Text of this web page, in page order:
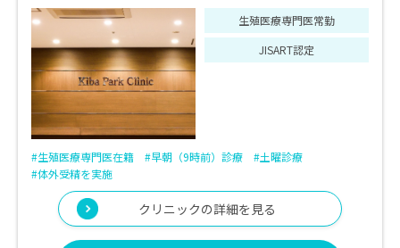
生殖医療専門医常勤
JISART認定
#生殖医療専門医在籍 #早朝（9時前）診療
#土曜診療
#体外受精を実施
クリニックの詳細を見る